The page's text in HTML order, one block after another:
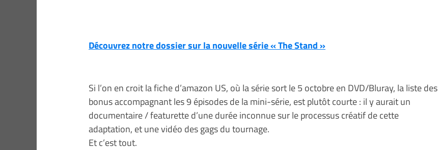
Découvrez notre dossier sur la nouvelle série « The Stand »
Si l’on en croit la fiche d’amazon US, où la série sort le 5 octobre en DVD/Bluray, la liste des
bonus accompagnant les 9 épisodes de la mini-série, est plutôt courte : il y aurait un
documentaire / featurette d’une durée inconnue sur le processus créatif de cette
adaptation, et une vidéo des gags du tournage.
Et c’est tout.